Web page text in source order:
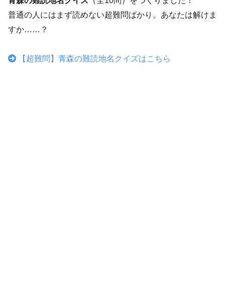
普通の人にはまず読めない超難問ばかり。あなたは解けま
すか……？
【超難問】青森の難読地名クイズはこちら